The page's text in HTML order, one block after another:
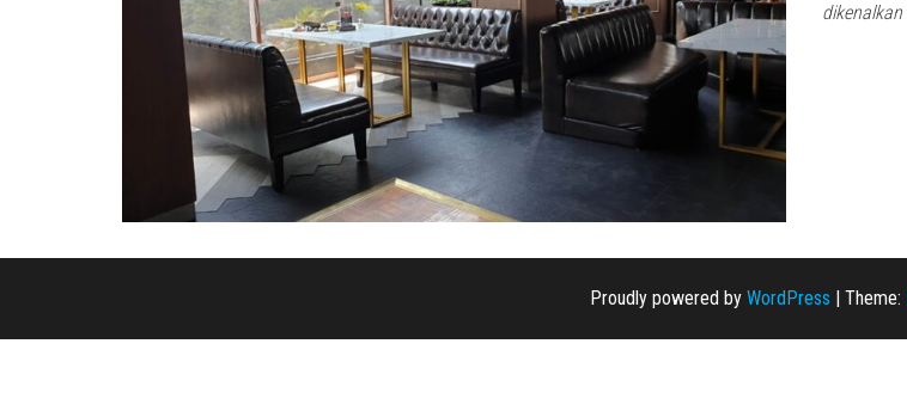
Proudly powered by WordPress Theme: